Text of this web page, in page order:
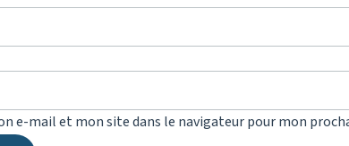
e-mail et mon site dans le navigateur pour mon